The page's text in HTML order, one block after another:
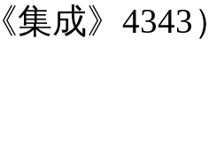
成》 4343